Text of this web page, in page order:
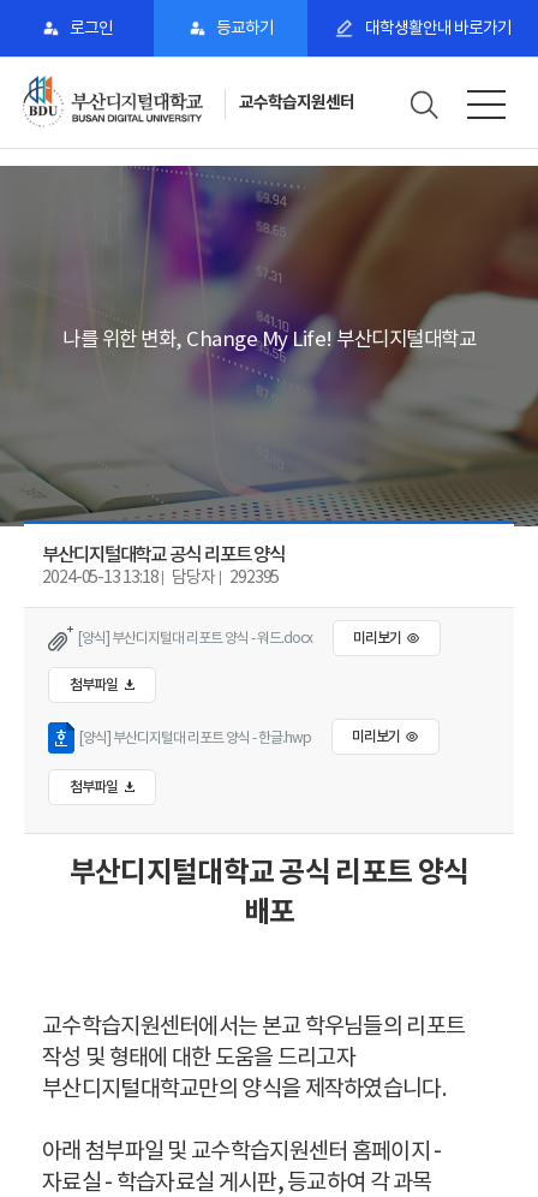
로그인 등교하기 대학생활안내 바로가기
교수학습지원센터
나를 위한 변화, Change My Life! 부산디지털대학교
부산디지털대학교 공식 리포트 양식
2024-05-13 13:18 담당자 292395
[양식] 부산디지털대 리포트 양식 - 워드.docx 미리보기
첨부파일
[양식] 부산디지털대 리포트 양식 - 한글.hwp 미리보기
첨부파일
부산디지털대학교 공식 리포트 양식
배포
교수학습지원센터에서는 본교 학우님들의 리포트
작성 및 형태에 대한 도움을 드리고자
부산디지털대학교만의 양식을 제작하였습니다.
아래 첨부파일 및 교수학습지원센터 홈페이지 -
자료실 - 학습자료실 게시판, 등교하여 각 과목